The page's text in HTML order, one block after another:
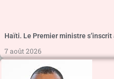
Haïti. Le Premier ministre
7 août 2026